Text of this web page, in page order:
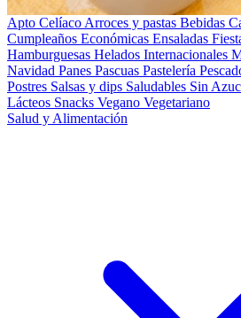
Apto Celíaco Arroces y pastas Bebidas
Cumpleaños Económicas Ensaladas
Hamburguesas Helados Internacionales
Navidad Panes Pascuas Pastelería
Postres Salsas y dips Saludables Sin
Lácteos Snacks Vegano Vegetariano
Salud y Alimentación